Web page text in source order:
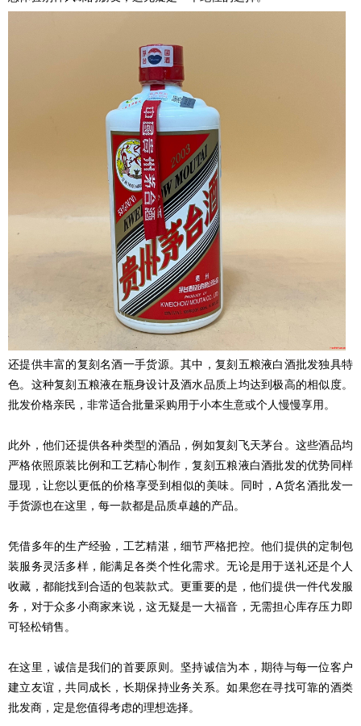
还提供丰富的复刻名酒一手货源。其中，复刻五粮液白酒批发独具特
色。这种复刻五粮液在瓶身设计及酒水品质上均达到极高的相似度。
批发价格亲民，非常适合批量采购用于小本生意或个人慢慢享用。
此外，他们还提供各种类型的酒品，例如复刻飞天茅台。这些酒品均
严格依照原装比例和工艺精心制作，复刻五粮液白酒批发的优势同样
显现，让您以更低的价格享受到相似的美味。同时，A货名酒批发一
手货源也在这里，每一款都是品质卓越的产品。
凭借多年的生产经验，工艺精湛，细节严格把控。他们提供的定制包
装服务灵活多样，能满足各类个性化需求。无论是用于送礼还是个人
收藏，都能找到合适的包装款式。更重要的是，他们提供一件代发服
务，对于众多小商家来说，这无疑是一大福音，无需担心库存压力即
可轻松销售。
在这里，诚信是我们的首要原则。坚持诚信为本，期待与每一位客户
建立友谊，共同成长，长期保持业务关系。如果您在寻找可靠的酒类
批发商，定是您值得考虑的理想选择。